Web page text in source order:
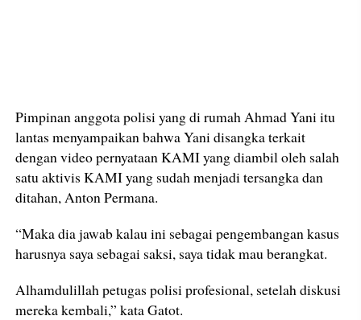
Pimpinan anggota polisi yang di rumah Ahmad Yani itu
lantas menyampaikan bahwa Yani disangka terkait
dengan video pernyataan KAMI yang diambil oleh salah
satu aktivis KAMI yang sudah menjadi tersangka dan
ditahan, Anton Permana.
“Maka dia jawab kalau ini sebagai pengembangan kasus
harusnya saya sebagai saksi, saya tidak mau berangkat.
Alhamdulillah petugas polisi profesional, setelah diskusi
mereka kembali,” kata Gatot.